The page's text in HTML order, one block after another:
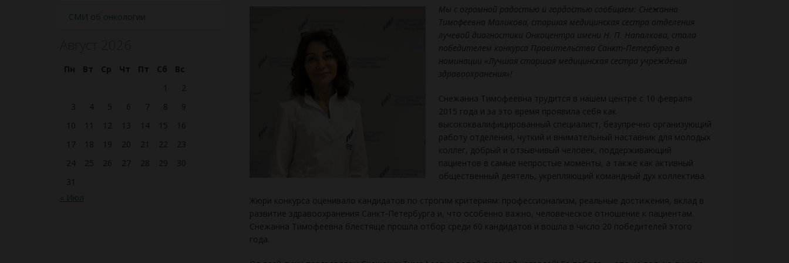
СМИ об онкологии
Пн Вт Ср Чт Пт Сб
Вс
1
2
3
4 5 6 7 8
9
10
11 12 13 14 15
16
17
18 19 20 21 22
23
24
25 26 27 28 29
30
31
« Июл
Мы с огромной радостью и гордостью сообщаем: Снежанна
Тимофеевна Маликова, старшая медицинская сестра отделения
лучевой диагностики Онкоцентра имени Н. П. Напалкова, стала
победителем конкурса Правительства Санкт‑Петербурга в
номинации «Лучшая старшая медицинская сестра учреждения
здравоохранения»!
Снежанна Тимофеевна трудится в нашем центре с 10 февраля
2015 года и за это время проявила себя как
высококвалифицированный специалист, безупречно организующий
работу отделения, чуткий и внимательный наставник для молодых
коллег, добрый и отзывчивый человек, поддерживающий
пациентов в самые непростые моменты, а также как активный
общественный деятель, укрепляющий командный дух коллектива.
Жюри конкурса оценивало кандидатов по строгим критериям: профессионализм, реальные достижения, вклад в
развитие здравоохранения Санкт‑Петербурга и, что особенно важно, человеческое отношение к пациентам.
Снежанна Тимофеевна блестяще прошла отбор среди 60 кандидатов и вошла в число 20 победителей этого
года.